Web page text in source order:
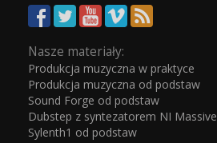
Nasze materiały:
Produkcja muzyczna w praktyce
Produkcja muzyczna od podstaw
Sound Forge od podstaw
Dubstep z syntezatorem NI Massive
Sylenth1 od podstaw